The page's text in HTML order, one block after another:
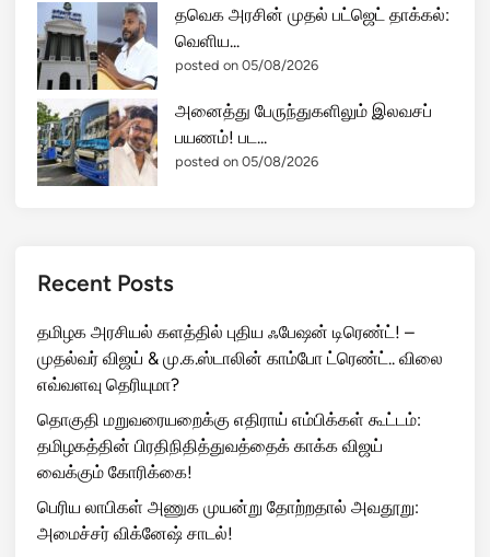
தவெக அரசின் முதல் பட்ஜெட் தாக்கல்:
வெளிய...
posted on 05/08/2026
அனைத்து பேருந்துகளிலும் இலவசப்
பயணம்! பட...
posted on 05/08/2026
Recent Posts
தமிழக அரசியல் களத்தில் புதிய ஃபேஷன் டிரெண்ட்! –
முதல்வர் விஜய் & மு.க.ஸ்டாலின் காம்போ ட்ரெண்ட்.. விலை
எவ்வளவு தெரியுமா?
தொகுதி மறுவரையறைக்கு எதிராய் எம்பிக்கள் கூட்டம்:
தமிழகத்தின் பிரதிநிதித்துவத்தைக் காக்க விஜய்
வைக்கும் கோரிக்கை!
பெரிய லாபிகள் அணுக முயன்று தோற்றதால் அவதூறு:
அமைச்சர் விக்னேஷ் சாடல்!